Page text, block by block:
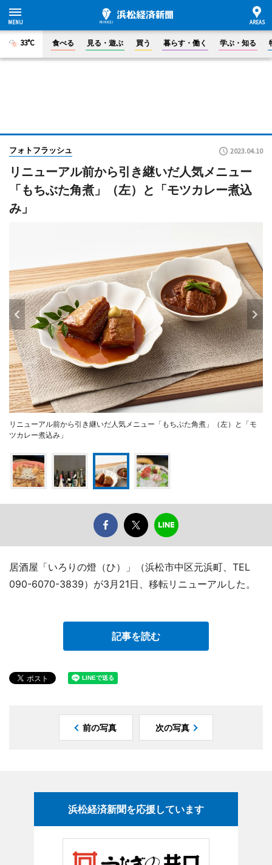
33°C 食べる 見る・遊ぶ 買う 暮らす・働く 学ぶ・知る
フォトフラッシュ 2023.04.10
リニューアル前から引き継いだ人気メニュー
「もちぶた角煮」（左）と「モツカレー煮込
み」
リニューアル前から引き継いだ人気メニュー「もちぶた角煮」（左）と「モ
ツカレー煮込み」
居酒屋「いろりの燈（ひ）」（浜松市中区元浜町、TEL
090-6070-3839）が3月21日、移転リニューアルした。
記事を読む
前の写真 次の写真
浜松経済新聞を応援しています